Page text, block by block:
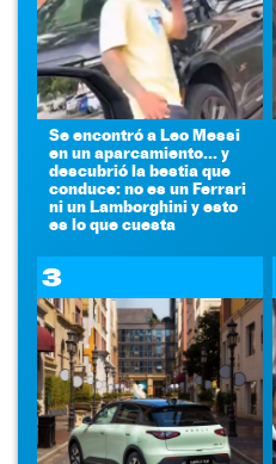
Se encontró a Leo Messi
en un aparcamiento... y
descubrió la bestia que
conduce: no es un Ferrari
ni un Lamborghini y esto
es lo que cuesta
3